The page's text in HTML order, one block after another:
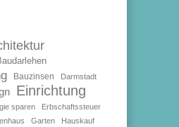
Bauzinsen Darmstadt
Einrichtung
sparen
Erbschaftssteuer
Garten Hauskauf